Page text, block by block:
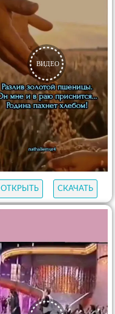
ОТКРЫТЬ СКАЧАТЬ